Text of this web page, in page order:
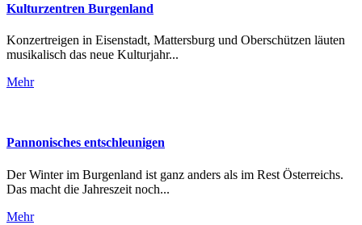
Kulturzentren Burgenland
Konzertreigen in Eisenstadt, Mattersburg und Oberschützen läuten
musikalisch das neue Kulturjahr...
Mehr
Pannonisches entschleunigen
Der Winter im Burgenland ist ganz anders als im Rest Österreichs.
Das macht die Jahreszeit noch...
Mehr